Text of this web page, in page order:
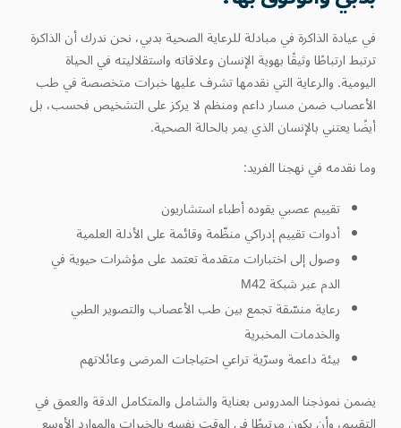
في عيادة الذاكرة في مبادلة للرعاية الصحية بدبي، نحن ندرك أن الذاكرة
ترتبط ارتباطًا وثيقًا بهوية الإنسان وعلاقاته واستقلاليته في الحياة
اليومية. والرعاية التي نقدمها تشرف عليها خبرات متخصصة في طب
الأعصاب ضمن مسار داعم ومنظم لا يركز على التشخيص فحسب، بل
أيضًا يعتني بالإنسان الذي يمر بالحالة الصحية.
وما نقدمه في نهجنا الفريد:
تقييم عصبي يقوده أطباء استشاريون
أدوات تقييم إدراكي منظّمة وقائمة على الأدلة العلمية
وصول إلى اختبارات متقدمة تعتمد على مؤشرات حيوية في
الدم عبر شبكة M42
رعاية منسّقة تجمع بين طب الأعصاب والتصوير الطبي
والخدمات المخبرية
بيئة داعمة وسرّية تراعي احتياجات المرضى وعائلاتهم
يضمن نموذجنا المدروس بعناية والشامل والمتكامل الدقة والعمق في